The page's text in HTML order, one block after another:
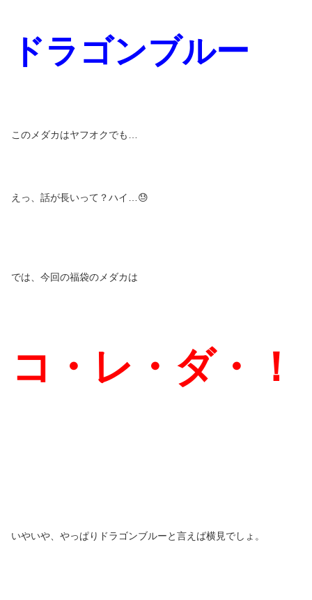
ドラゴンブルー
このメダカはヤフオクでも…
えっ、話が長いって？ハイ…😓
では、今回の福袋のメダカは
コ・レ・ダ・！
いやいや、やっぱりドラゴンブルーと言えば横見でしょ。